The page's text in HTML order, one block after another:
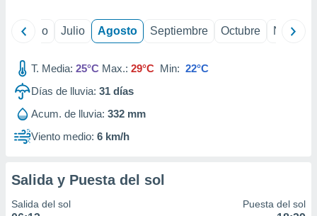
1199
Junio Julio Agosto Septiembre Octubre
T. Media: 25°C Max.: 29°C Min: 22°C
Días de lluvia: 31 días
Acum. de lluvia: 332 mm
Viento medio: 6 km/h
Salida y Puesta del sol
Salida del sol Puesta del sol